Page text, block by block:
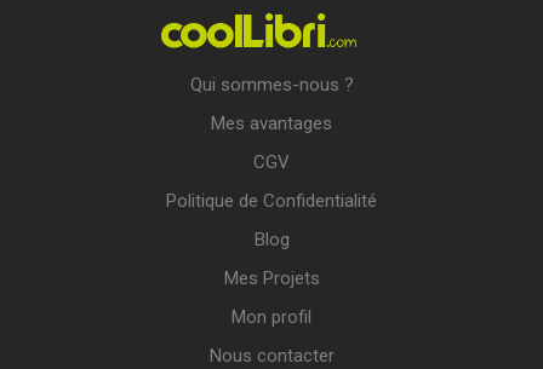
Qui sommes-nous ?
Mes avantages
CGV
Politique de Confidentialité
Blog
Mes Projets
Mon profil
Nous contacter